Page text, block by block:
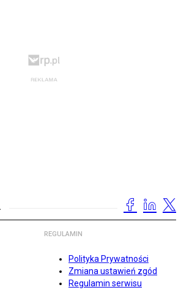
REGULAMIN
Polityka Prywatności
Zmiana ustawień zgód
Regulamin serwisu